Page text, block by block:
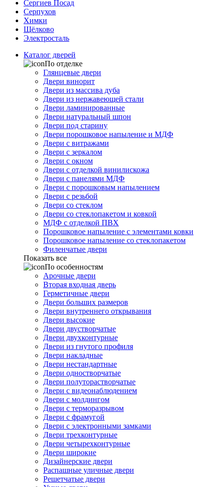
Сергиев Посад
Серпухов
Химки
Щёлково
Электросталь
Каталог дверей
По отделке
Глянцевые двери
Двери винорит
Двери из массива дуба
Двери из нержавеющей стали
Двери ламинированные
Двери натуральный шпон
Двери под старину
Двери порошковое напыление и МДФ
Двери с витражами
Двери с зеркалом
Двери с окном
Двери с отделкой винилискожа
Двери с панелями МДФ
Двери с порошковым напылением
Двери с резьбой
Двери со стеклом
Двери со стеклопакетом и ковкой
МДФ с отделкой ПВХ
Порошковое напыление с элементами ковки
Порошковое напыление со стеклопакетом
Филенчатые двери
Показать все
По особенностям
Арочные двери
Вторая входная дверь
Герметичные двери
Двери больших размеров
Двери внутреннего открывания
Двери высокие
Двери двустворчатые
Двери двухконтурные
Двери из гнутого профиля
Двери накладные
Двери нестандартные
Двери одностворчатые
Двери полуторастворчатые
Двери с видеонаблюдением
Двери с молдингом
Двери с терморазрывом
Двери с фрамугой
Двери с электронными замками
Двери трехконтурные
Двери четырехконтурные
Двери широкие
Дизайнерские двери
Распашные уличные двери
Решетчатые двери